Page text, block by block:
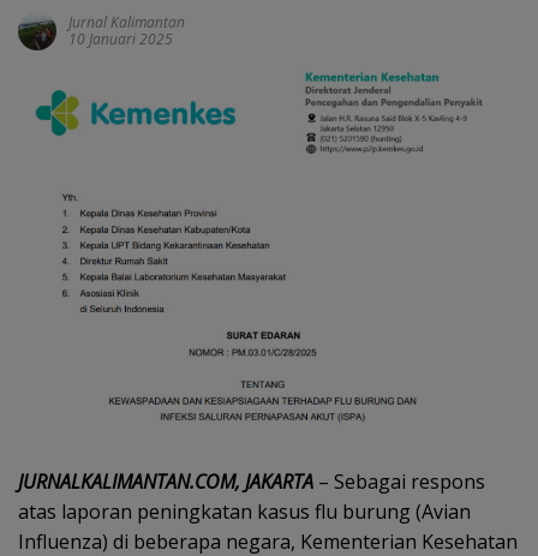
Jurnal Kalimantan
10 Januari 2025
JURNALKALIMANTAN.COM, JAKARTA – Sebagai respons
atas laporan peningkatan kasus flu burung (Avian
Influenza) di beberapa negara, Kementerian Kesehatan